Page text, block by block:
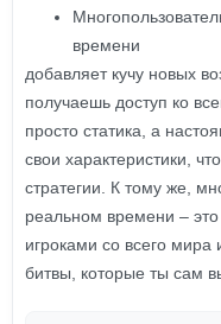
времени
добавляет кучу новых
получаешь доступ ко
просто статика, а
свои характеристики,
стратегии. К тому же,
реальном времени –
игроками со всего мира
битвы, которые ты сам